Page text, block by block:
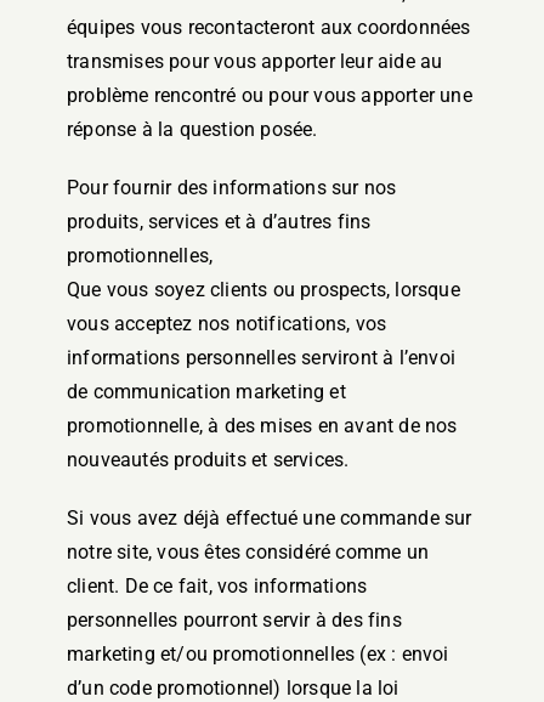
équipes vous recontacteront aux coordonnées
transmises pour vous apporter leur aide au
problème rencontré ou pour vous apporter une
réponse à la question posée.
Pour fournir des informations sur nos
produits, services et à d’autres fins
promotionnelles,
Que vous soyez clients ou prospects, lorsque
vous acceptez nos notifications, vos
informations personnelles serviront à l’envoi
de communication marketing et
promotionnelle, à des mises en avant de nos
nouveautés produits et services.
Si vous avez déjà effectué une commande sur
notre site, vous êtes considéré comme un
client. De ce fait, vos informations
personnelles pourront servir à des fins
marketing et/ou promotionnelles (ex : envoi
d’un code promotionnel) lorsque la loi